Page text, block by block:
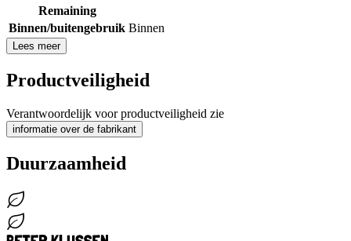
Remaining
Binnen/buitengebruik Binnen
Lees meer
Productveiligheid
Verantwoordelijk voor productveiligheid zie
informatie over de fabrikant
Duurzaamheid